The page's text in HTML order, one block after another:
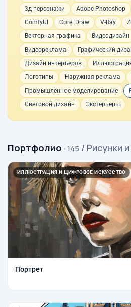
3д персонажи
Adobe Photoshop
ComfyUI
Corel Draw V-Ray
Векторная графика
Видеодизайн
Видеореклама
Графический
Дизайн интерьеров
Логотипы
Наружная реклама
Промышленное моделирование
Световой дизайн
Экстерьеры
Портфолио · 145 / Рисунки
ИЛЛЮСТРАЦИЯ И ЦИФРОВОЕ ИСКУССТВО
Портрет